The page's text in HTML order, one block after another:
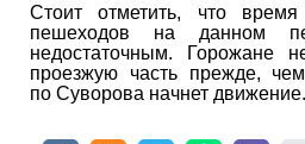
Стоит отметить, что
пешеходов на данном
недостаточным. Горожане
проезжую часть прежде,
по Суворова начнет движение.